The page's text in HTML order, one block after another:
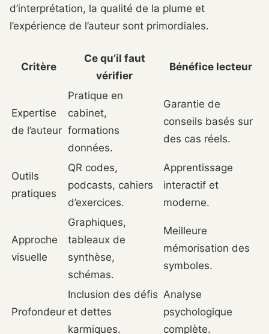
d’interprétation, la qualité de la plume et
l’expérience de l’auteur sont primordiales.
Critère
Ce qu’il faut
vérifier
Bénéfice lecteur
Expertise
de l’auteur
Pratique en
cabinet,
formations
données.
Garantie de
conseils basés sur
des cas réels.
Outils
pratiques
QR codes,
podcasts, cahiers
d’exercices.
Apprentissage
interactif et
moderne.
Approche
visuelle
Graphiques,
tableaux de
synthèse,
schémas.
Meilleure
mémorisation des
symboles.
Profondeur
Inclusion des défis
et dettes
karmiques.
Analyse
psychologique
complète.